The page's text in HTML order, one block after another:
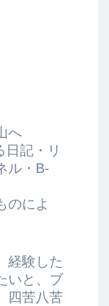
へ
日記・リ
ル・B-
のによ
経験した
いと、ブ
四苦八苦